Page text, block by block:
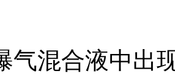
气混合液中